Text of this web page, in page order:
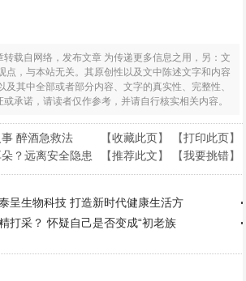
载自网络，发布文章 为传递更多信息之用，另：文
点，与本站无关。其原创性以及文中陈述文字和内容
及其中全部或者部分内容、文字的真实性、完整性、
承诺，请读者仅作参考，并请自行核实相关内容。
醉酒急救法
？远离安全隐患
【收藏此页】 【打印此页】
【推荐此文】 【我要挑错】
呈生物科技 打造新时代健康生活方
打采？ 怀疑自己是否变成“初老族